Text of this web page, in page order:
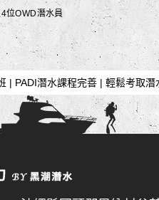
位OWD潛水員
| PADI潛水課程完善 | 輕鬆考取潛